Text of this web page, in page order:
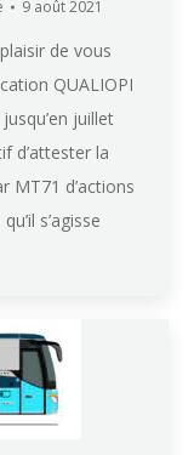
9 août 2021
de vous
QUALIOPI
juillet
d’attester la
MT71 d’actions
s’agisse